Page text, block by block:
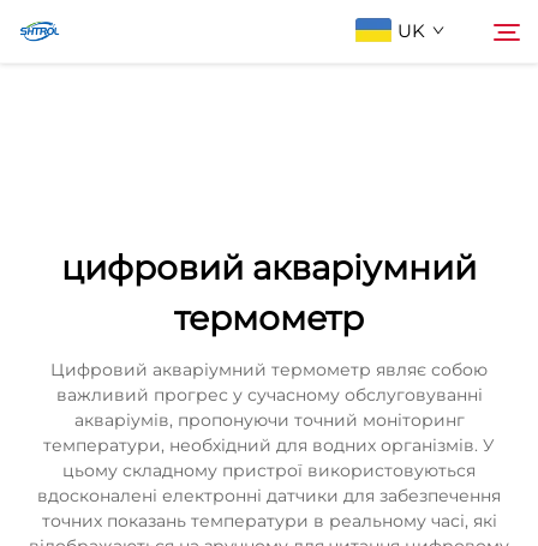
UK
Зв'яжіться з нами
цифровий акваріумний
термометр
Цифровий акваріумний термометр являє собою
важливий прогрес у сучасному обслуговуванні
акваріумів, пропонуючи точний моніторинг
температури, необхідний для водних організмів. У
цьому складному пристрої використовуються
вдосконалені електронні датчики для забезпечення
точних показань температури в реальному часі, які